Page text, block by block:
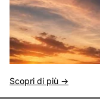
Scopri di più ->